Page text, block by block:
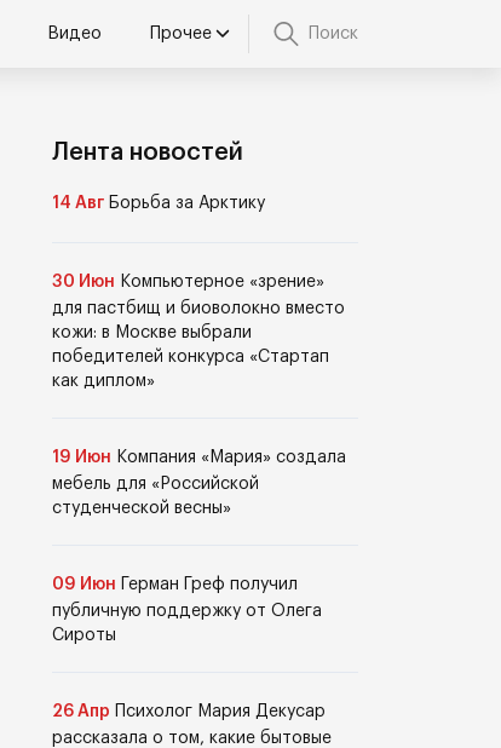
Видео Прочее Поиск
Лента новостей
14 Авг Борьба за Арктику
30 Июн Компьютерное «зрение»
для пастбищ и биоволокно вместо
кожи: в Москве выбрали
победителей конкурса «Стартап
как диплом»
19 Июн Компания «Мария» создала
мебель для «Российской
студенческой весны»
09 Июн
Герман Греф получил
публичную поддержку от Олега
Сироты
26 Апр
Психолог Мария Декусар
рассказала о том, какие бытовые